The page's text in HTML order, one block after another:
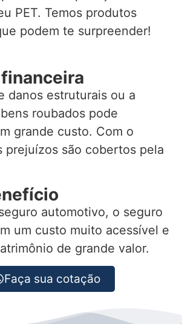
PET. Temos produtos
podem te surpreender!
danos estruturais ou a
roubados pode
grande custo. Com o
prejuízos são cobertos pela
automotivo, o seguro
um custo muito acessível e
de grande valor.
Faça sua cotação